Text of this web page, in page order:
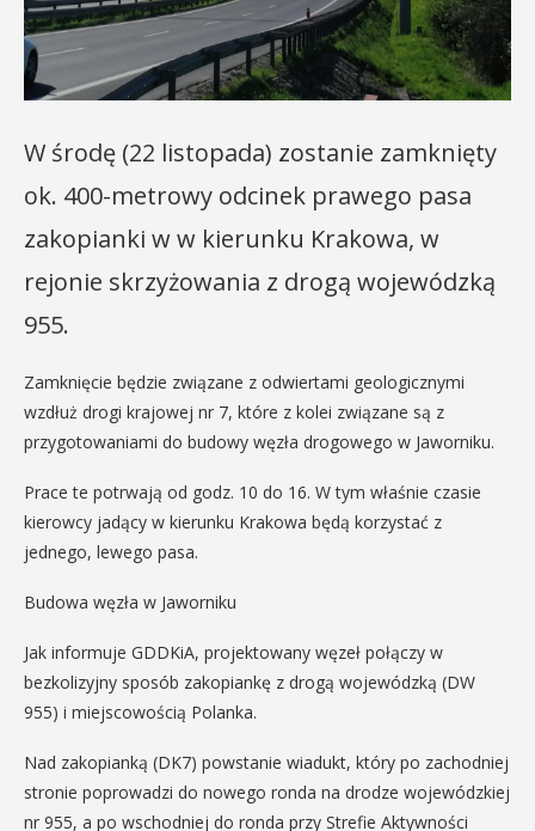
W środę (22 listopada) zostanie zamknięty
ok. 400-metrowy odcinek prawego pasa
zakopianki w w kierunku Krakowa, w
rejonie skrzyżowania z drogą wojewódzką
955.
Zamknięcie będzie związane z odwiertami geologicznymi
wzdłuż drogi krajowej nr 7, które z kolei związane są z
przygotowaniami do budowy węzła drogowego w Jaworniku.
Prace te potrwają od godz. 10 do 16. W tym właśnie czasie
kierowcy jadący w kierunku Krakowa będą korzystać z
jednego, lewego pasa.
Budowa węzła w Jaworniku
Jak informuje GDDKiA, projektowany węzeł połączy w
bezkolizyjny sposób zakopiankę z drogą wojewódzką (DW
955) i miejscowością Polanka.
Nad zakopianką (DK7) powstanie wiadukt, który po zachodniej
stronie poprowadzi do nowego ronda na drodze wojewódzkiej
nr 955, a po wschodniej do ronda przy Strefie Aktywności